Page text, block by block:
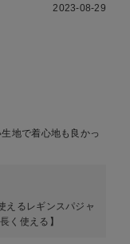
2023-08-29
地で着心地も良かっ
えるレギンスパジャ
使える】